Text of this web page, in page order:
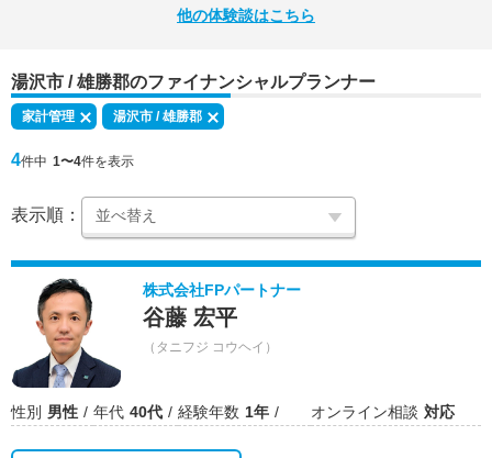
他の体験談はこちら
湯沢市 / 雄勝郡のファイナンシャルプランナー
家計管理 湯沢市 / 雄勝郡
4件中 1〜4件を表示
表示順：
株式会社FPパートナー
谷藤 宏平
（タニフジ コウヘイ）
性別 男性 年代 40代 経験年数 1年 オンライン相談 対応